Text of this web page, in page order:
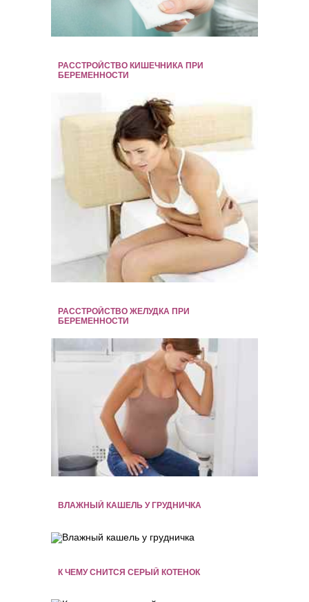
РАССТРОЙСТВО КИШЕЧНИКА ПРИ
БЕРЕМЕННОСТИ
РАССТРОЙСТВО ЖЕЛУДКА ПРИ
БЕРЕМЕННОСТИ
ВЛАЖНЫЙ КАШЕЛЬ У ГРУДНИЧКА
К ЧЕМУ СНИТСЯ СЕРЫЙ КОТЕНОК